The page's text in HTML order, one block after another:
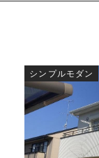
シンプルモダン